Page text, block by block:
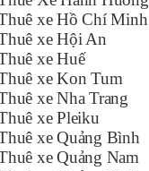
xe Hồ Chí Minh
xe Hội An
xe Huế
xe Kon Tum
xe Nha Trang
xe Pleiku
xe Quảng Bình
xe Quảng Nam